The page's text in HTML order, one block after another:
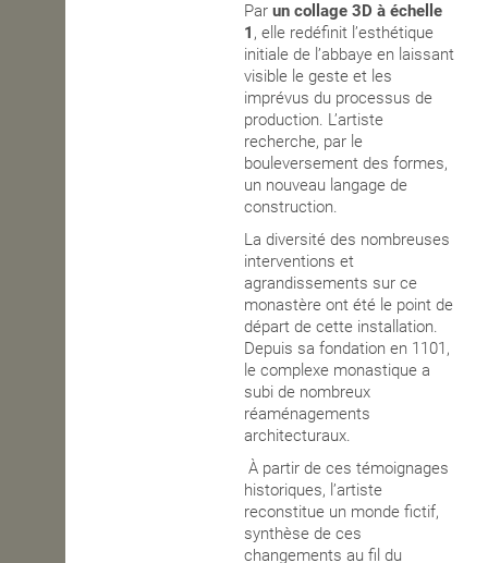
Parun collage 3D à échelle
1 , elle redéfinit l’esthétique
initiale de l’abbaye en laissant
visible le geste et les
imprévus du processus de
production. L’artiste
recherche, par le
bouleversement des formes,
un nouveau langage de
construction.
La diversité des nombreuses
interventions et
agrandissements sur ce
monastère ont été le point de
départ de cette installation.
Depuis sa fondation en 1101,
le complexe monastique a
subi de nombreux
réaménagements
architecturaux.
À partir de ces témoignages
historiques, l’artiste
reconstitue un monde fictif,
synthèse de ces
changements au fil du